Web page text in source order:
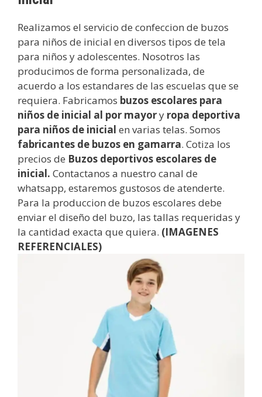
Realizamos el servicio de confeccion de buzos
para niños de inicial en diversos tipos de tela
para niños y adolescentes. Nosotros las
producimos de forma personalizada, de
acuerdo a los estandares de las escuelas que se
requiera. Fabricamos buzos escolares para
niños de inicial al por mayory ropa deportiva
para niños de inicial en varias telas. Somos
fabricantes de buzos en gamarra. Cotiza los
precios de Buzos deportivos escolares de
inicial. Contactanos a nuestro canal de
whatsapp, estaremos gustosos de atenderte.
Para la produccion de buzos escolares debe
enviar el diseño del buzo, las tallas requeridas y
la cantidad exacta que quiera. (IMAGENES
REFERENCIALES)